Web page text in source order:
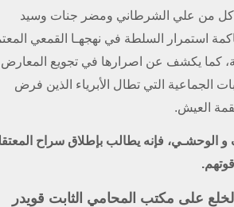
كل من علي الشرطاني ومضر جنات وسيد
استمرار السلطة في نهجهـا القمعي
كما يكشف عن اصرارها في تجويع المعارض
الجماعية التي تطال الأبرياء الذين فرض
العيش.
الوحشـي، فإنه يطالب بإطلاق سراح
بالخلع على مكتب المحامي الثابت قويدر